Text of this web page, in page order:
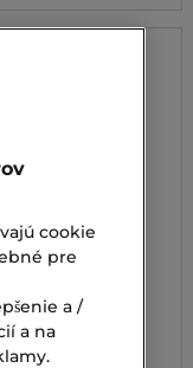
cookie
pre
a /
a na